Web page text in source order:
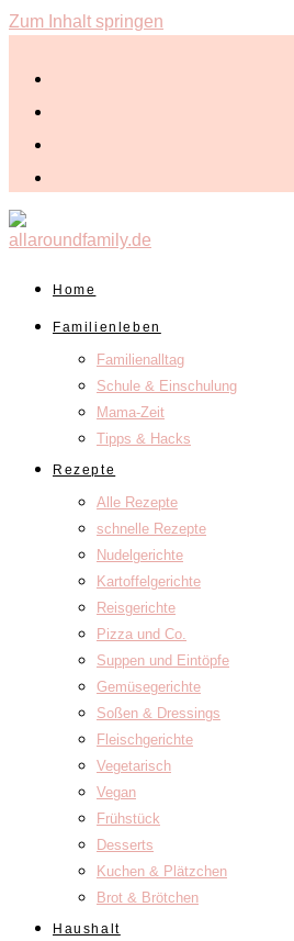
Zum Inhalt springen
Home
Familienleben
Familienalltag
Schule & Einschulung
Mama-Zeit
Tipps & Hacks
Rezepte
Alle Rezepte
schnelle Rezepte
Nudelgerichte
Kartoffelgerichte
Reisgerichte
Pizza und Co.
Suppen und Eintöpfe
Gemüsegerichte
Soßen & Dressings
Fleischgerichte
Vegetarisch
Vegan
Frühstück
Desserts
Kuchen & Plätzchen
Brot & Brötchen
Haushalt